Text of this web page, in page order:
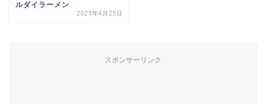
ルダイラーメン
2023年4月25日
スポンサーリンク